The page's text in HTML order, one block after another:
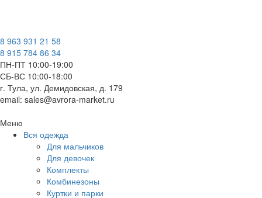
8 963 931 21 58
8 915 784 86 34
ПН-ПТ 10:00-19:00
СБ-ВС 10:00-18:00
г. Тула, ул. Демидовская, д. 179
email: sales@avrora-market.ru
Меню
Вся одежда
Для мальчиков
Для девочек
Комплекты
Комбинезоны
Куртки и парки